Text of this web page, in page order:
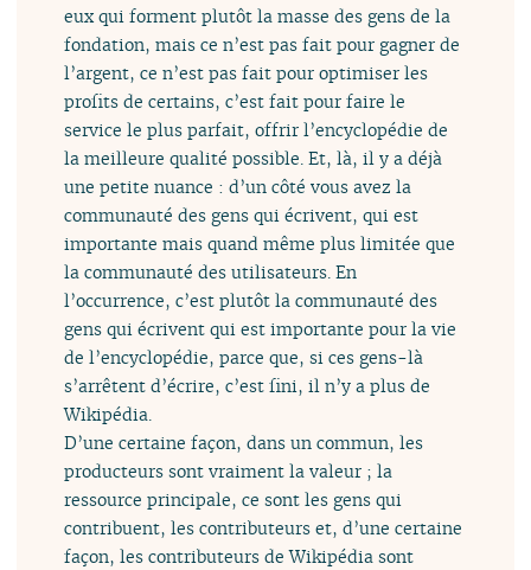
eux qui forment plutôt la masse des gens de la
fondation, mais ce n’est pas fait pour gagner de
l’argent, ce n’est pas fait pour optimiser les
profits de certains, c’est fait pour faire le
service le plus parfait, offrir l’encyclopédie de
la meilleure qualité possible. Et, là, il y a déjà
une petite nuance : d’un côté vous avez la
communauté des gens qui écrivent, qui est
importante mais quand même plus limitée que
la communauté des utilisateurs. En
l’occurrence, c’est plutôt la communauté des
gens qui écrivent qui est importante pour la vie
de l’encyclopédie, parce que, si ces gens-là
s’arrêtent d’écrire, c’est fini, il n’y a plus de
Wikipédia.
D’une certaine façon, dans un commun, les
producteurs sont vraiment la valeur ; la
ressource principale, ce sont les gens qui
contribuent, les contributeurs et, d’une certaine
façon, les contributeurs de Wikipédia sont